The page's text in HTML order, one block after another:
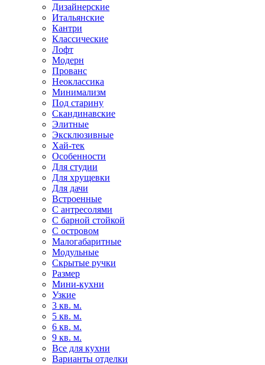
Дизайнерские
Итальянские
Кантри
Классические
Лофт
Модерн
Прованс
Неоклассика
Минимализм
Под старину
Скандинавские
Элитные
Эксклюзивные
Хай-тек
Особенности
Для студии
Для хрущевки
Для дачи
Встроенные
С антресолями
С барной стойкой
С островом
Малогабаритные
Модульные
Скрытые ручки
Размер
Мини-кухни
Узкие
3 кв. м.
5 кв. м.
6 кв. м.
9 кв. м.
Все для кухни
Варианты отделки